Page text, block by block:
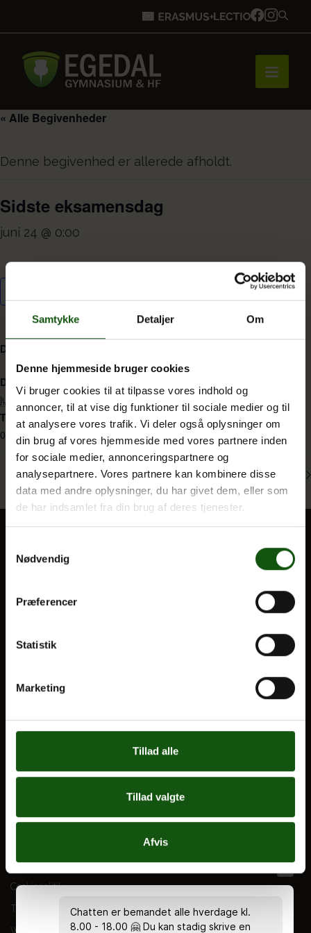
Samtykke Detaljer Om
Denne hjemmeside bruger cookies
Vi bruger cookies til at tilpasse vores indhold og
annoncer, til at vise dig funktioner til sociale medier og til
at analysere vores trafik. Vi deler også oplysninger om
din brug af vores hjemmeside med vores partnere inden
for sociale medier, annonceringspartnere og
analysepartnere. Vores partnere kan kombinere disse
data med andre oplysninger, du har givet dem, eller som
de har indsamlet fra din brug af deres tjenester.
Nødvendig
Præferencer
Statistik
Marketing
Tillad alle
Tillad valgte
Afvis
Vores uddannelser
« Alle Begivenheder
Denne begivenhed er allerede afholdt.
Sidste eksamensdag
juni 24 @ 0:00
DETALJER
Dato:
juni 24
Tidspunkt:
0:00
DHO-prøver (1g) Dimission (3g & 2hf)
BLIV ELEV
Til forældre
VORES UDDANNELSER
HF
Kontakt
Ferieplan
Tal og Oplysninger
Cookiepolitik
TilgængelighedserklæringChatten er bemandet alle hverdage kl.
8.00 - 18.00 🤗 Du kan stadig skrive en